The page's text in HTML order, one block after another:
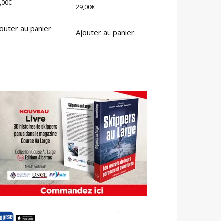
€
au panier
29,00€
Ajouter au panier